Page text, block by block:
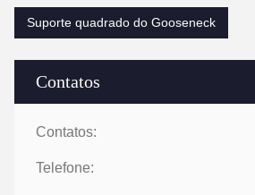
Contatos
Contatos:
Telefone:
Suporte quadrado do Gooseneck